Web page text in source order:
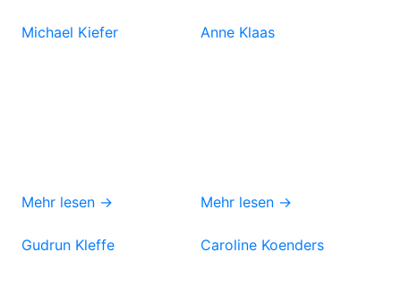
Michael Kiefer
Mehr lesen →
Anne Klaas
Mehr lesen →
Gudrun Kleffe Caroline Koenders